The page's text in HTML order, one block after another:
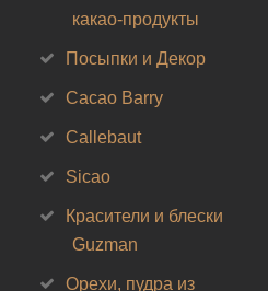
какао-продукты
Посыпки и Декор
Cacao Barry
Callebaut
Sicao
Красители и блески
Guzman
Орехи, пудра из